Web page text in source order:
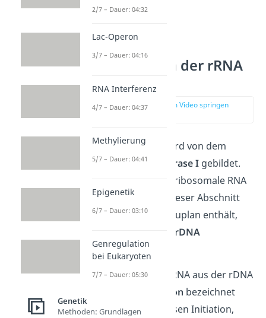
Transkription der rRNA
aus der rDNA
zur Stelle im Video springen
Ein rRNA-Molekül wird von dem
EnzymRNA-Polymerase I gebildet.
Der Bauplan für die ribosomale RNA
liegt auf der DNA. Dieser Abschnitt
der DNA, der den Bauplan enthält,
rDNA
bezeichnet.
Die Erstellung der rRNA aus der rDNA
Transkription bezeichnet
und kann in die Phasen Initiation,
2/7 – Dauer: 04:32
Lac-Operon
3/7 – Dauer: 04:16
RNA Interferenz
4/7 – Dauer: 04:37
Methylierung
5/7 – Dauer: 04:41
Epigenetik
6/7 – Dauer: 03:10
Genregulation
bei Eukaryoten
7/7 – Dauer: 05:30
Genetik
Methoden: Grundlagen